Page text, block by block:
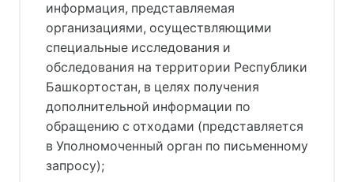
информация, представляемая
организациями, осуществляющими
специальные исследования и
обследования на территории Республики
Башкортостан, в целях получения
дополнительной информации по
обращению с отходами (представляется
в Уполномоченный орган по письменному
запросу);